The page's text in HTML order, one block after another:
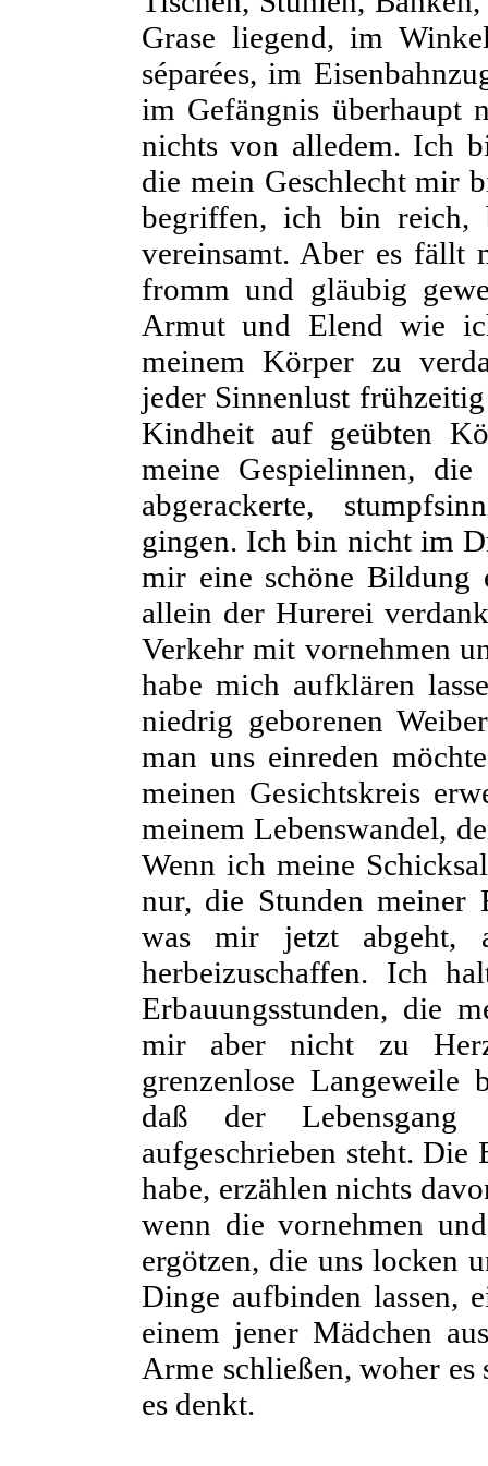
Grase liegend, im
séparées, im
im Gefängnis überhaupt
nichts von alledem. Ich
die mein Geschlecht mir
begriffen, ich bin reich,
vereinsamt. Aber es
fromm und gläubig
Armut und Elend wie
meinem Körper zu
jeder Sinnenlust
Kindheit auf geübten
meine Gespielinnen,
abgerackerte,
gingen. Ich bin nicht im
mir eine schöne
allein der Hurerei
Verkehr mit vornehmen
habe mich aufklären
niedrig geborenen
man uns einreden
meinen Gesichtskreis
meinem Lebenswandel,
Wenn ich meine
nur, die Stunden meiner
was mir jetzt abgeht,
herbeizuschaffen. Ich
Erbauungsstunden, die
mir aber nicht zu
grenzenlose
daß der Lebensgang
aufgeschrieben steht. Die
habe, erzählen nichts
wenn die vornehmen
ergötzen, die uns locken
Dinge aufbinden lassen,
einem jener Mädchen
Arme schließen, woher es
es denkt.